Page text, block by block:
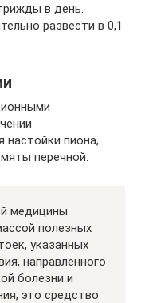
в день.
развести в 0,1
настойки пиона,
перечной.
медицины
полезных
указанных
направленного
болезни и
это средство